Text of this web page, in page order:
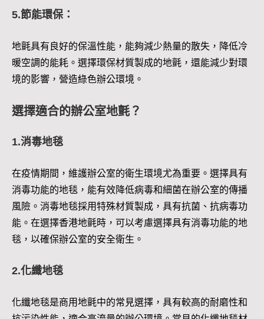
5.節能環保：
地氈具有良好的保溫性能，能夠減少熱量的散失，降低冷
暖空調的能耗。選擇環保材質製成的地氈，還能減少對環
境的影響，營造綠色辦公環境。
選擇適合的辦公室地氈？
1.消毒地毯
在疫情期間，維護辦公室的衛生環境尤為重要。選擇具有
消毒功能的地毯，能有效降低病毒和細菌在辦公室的傳播
風險。消毒地毯採用特殊材質製成，具有抗菌、抗病毒功
能。在選擇香港地氈時，可以考慮選擇具有消毒功能的地
毯，以確保辦公室的安全衛生。
2.化纖地毯
化纖地毯是商用地氈中的常見選擇，具有較高的耐磨性和